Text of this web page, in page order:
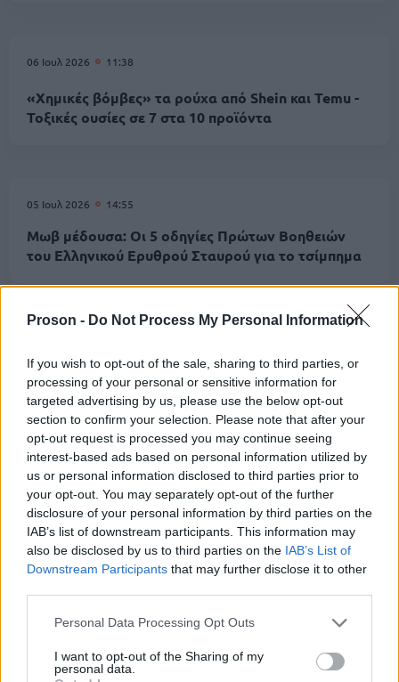
Proson - Do Not Process My Personal Information
If you wish to opt-out of the sale, sharing to third parties, or
processing of your personal or sensitive information for
targeted advertising by us, please use the below opt-out
section to confirm your selection. Please note that after your
opt-out request is processed you may continue seeing
interest-based ads based on personal information utilized by
us or personal information disclosed to third parties prior to
your opt-out. You may separately opt-out of the further
disclosure of your personal information by third parties on the
IAB’s list of downstream participants. This information may
also be disclosed by us to third parties on the IAB’s List of
Downstream Participants that may further disclose it to other
Please note that this website/app uses one or more Google
not limited to your visit or usage behaviour. You may click to
grant or deny consent to Google and its third-party tags to
Personal Data Processing Opt Outs
I want to opt-out of the Sharing of my
personal data.
06 Ιουλ 2026 11:38
«Χημικές βόμβες» τα ρούχα από Shein και Temu -
Τοξικές ουσίες σε 7 στα 10 προϊόντα
05 Ιουλ 2026 14:55
Μωβ μέδουσα: Οι 5 οδηγίες Πρώτων Βοηθειών
του Ελληνικού Ερυθρού Σταυρού για το τσίμπημα
Κουνούπια και καλοκαίρι: Οι συνήθειες που τα
προσελκύουν χωρίς να το γνωρίζετε
03 Ιουλ 2026 13:23
Αντηλιακό: Οι μεγαλύτεροι μύθοι που θέτουν σε
κίνδυνο την υγεία του δέρματος
20 Ιουν 2026 22:30
Σεντόνια που μυρίζουν υγρασία; Τα λάθη που